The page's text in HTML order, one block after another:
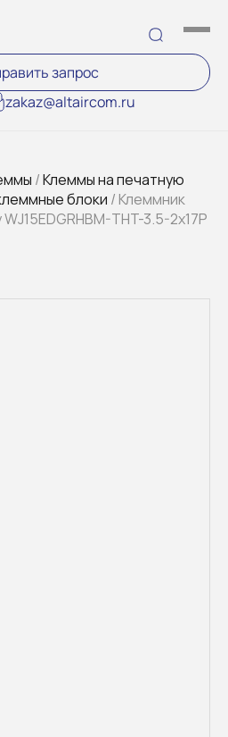
zakaz@altaircom.ru
запрос
/Клеммы на печатную
блоки / Клеммник
THT-3.5-2x17P